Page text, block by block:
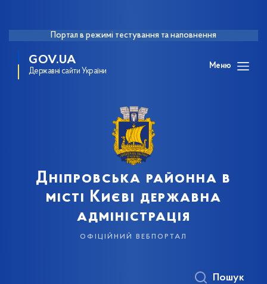
Портал в режимі тестування та наповнення
GOV.UA
Державні сайти України
Меню
Дніпровська районна в
місті Києві державна
адміністрація
офіційний вебпортал
Пошук